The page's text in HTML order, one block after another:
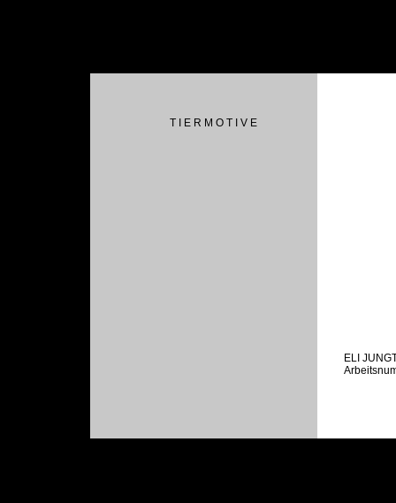
T I E R M O T I V E
ELI